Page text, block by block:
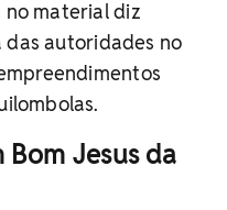
no material diz
autoridades no
Jesus da